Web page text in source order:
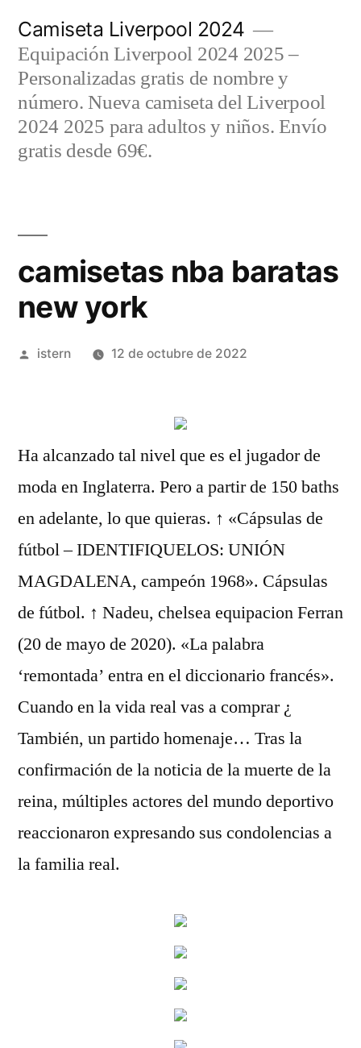
contenido
Camiseta Liverpool 2024
Equipación Liverpool 2024 2025 –
Personalizadas gratis de nombre y
número. Nueva camiseta del Liverpool
2024 2025 para adultos y niños. Envío
gratis desde 69€.
camisetas nba baratas
new york
Publicado
istern 12 de octubre de 2022
Ha alcanzado tal nivel que es el jugador de
moda en Inglaterra. Pero a partir de 150 baths
en adelante, lo que quieras. ↑ «Cápsulas de
fútbol – IDENTIFIQUELOS: UNIÓN
MAGDALENA, campeón 1968». Cápsulas
de fútbol. ↑ Nadeu, chelsea equipacion Ferran
(20 de mayo de 2020). «La palabra
‘remontada’ entra en el diccionario francés».
Cuando en la vida real vas a comprar ¿
También, un partido homenaje… Tras la
confirmación de la noticia de la muerte de la
reina, múltiples actores del mundo deportivo
reaccionaron expresando sus condolencias a
la familia real.